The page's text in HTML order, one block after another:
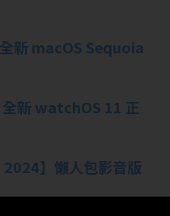
新 macOS Sequoia
新 watchOS 11 正
2024】懶人包影音版